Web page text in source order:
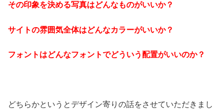
その印象を決める写真はどんなものがいいか？
サイトの雰囲気全体はどんなカラーがいいか？
フォントはどんなフォントでどういう配置がいいのか？
どちらかというとデザイン寄りの話をさせていただきまし